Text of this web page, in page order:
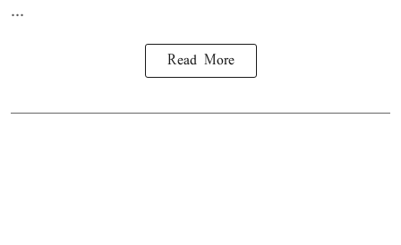
...
Read More